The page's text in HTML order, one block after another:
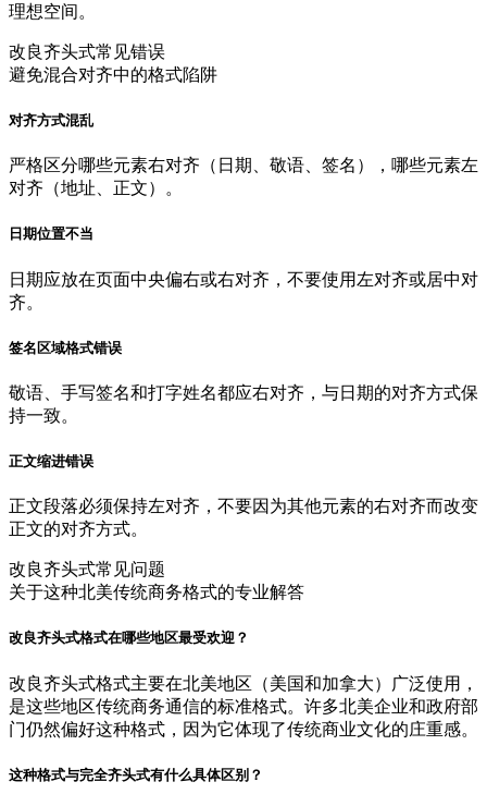
理想空间。
改良齐头式常见错误
避免混合对齐中的格式陷阱
对齐方式混乱
严格区分哪些元素右对齐（日期、敬语、签名），哪些元素左
对齐（地址、正文）。
日期位置不当
日期应放在页面中央偏右或右对齐，不要使用左对齐或居中对
齐。
签名区域格式错误
敬语、手写签名和打字姓名都应右对齐，与日期的对齐方式保
持一致。
正文缩进错误
正文段落必须保持左对齐，不要因为其他元素的右对齐而改变
正文的对齐方式。
改良齐头式常见问题
关于这种北美传统商务格式的专业解答
改良齐头式格式在哪些地区最受欢迎？
改良齐头式格式主要在北美地区（美国和加拿大）广泛使用，
是这些地区传统商务通信的标准格式。许多北美企业和政府部
门仍然偏好这种格式，因为它体现了传统商业文化的庄重感。
这种格式与完全齐头式有什么具体区别？